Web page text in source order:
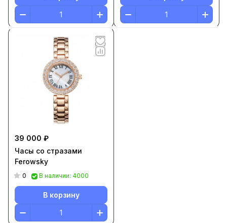
39 000 ₽
Часы со стразами
Ferowsky
0 В наличии: 4000
В корзину